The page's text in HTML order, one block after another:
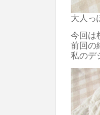
大人っ
今回は
前回の
私のデ